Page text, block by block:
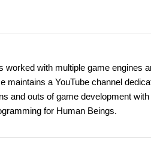
with multiple game engines
maintains a YouTube channel
and outs of game development with
for Human Beings.